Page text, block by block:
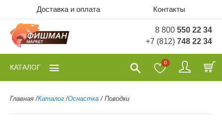
Доставка и оплата Контакты
8 800 550 22 34
+7 (812) 748 22 34
0
КАТАЛОГ
Главная /Каталог /Оснастка / Поводки